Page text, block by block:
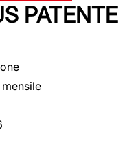
PATENTE